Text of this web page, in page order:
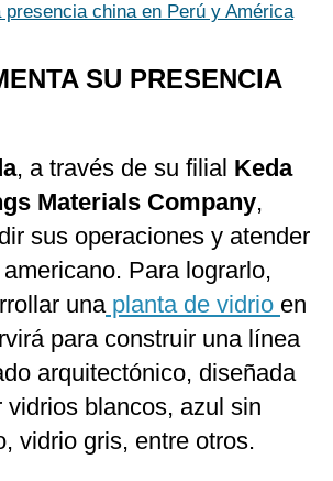
presencia china en Perú y América
SU PRESENCIA
, a través de su filial Keda
Materials Company,
sus operaciones y atender
Para lograrlo,
unaplanta de vidrio en
para construir una línea
arquitectónico, diseñada
vidrios blancos, azul sin
vidrio gris, entre otros.